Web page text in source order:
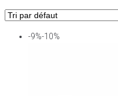
-9%-10%